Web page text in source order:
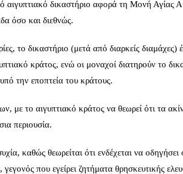
δικαστήριο αφορά τη Μονή Αγίας
όσο και διεθνώς.
το δικαστήριο (μετά από διαρκείς διαμάχες)
κράτος, ενώ οι μοναχοί διατηρούν το
την εποπτεία του κράτους.
με το αιγυπτιακό κράτος να θεωρεί ότι τα
περιουσία.
καθώς θεωρείται ότι ενδέχεται να
που εγείρει ζητήματα θρησκευτικής